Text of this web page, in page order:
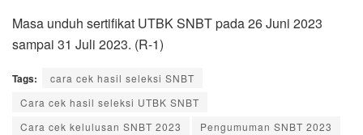
Masa unduh sertifikat UTBK SNBT pada 26 Juni 2023
sampai 31 Juli 2023. (R-1)
Tags:
cara cek hasil seleksi SNBT
Cara cek hasil seleksi UTBK SNBT
Cara cek kelulusan SNBT 2023
Pengumuman SNBT 2023